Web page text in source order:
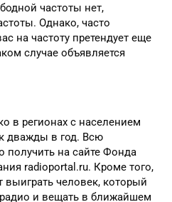
частоты нет,
Однако, часто
на частоту претендует еще
случае объявляется
в регионах с населением
дважды в год. Всю
на сайте Фонда
radioportal.ru. Кроме того,
выиграть человек, который
и вещать в ближайшем